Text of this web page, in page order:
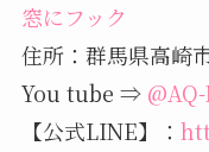
窓にフック
住所：群馬県高崎
You tube ⇒
【公式LINE】：